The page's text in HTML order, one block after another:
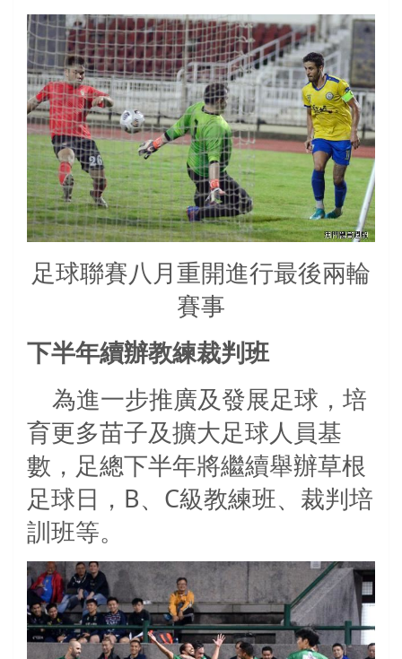
足球聯賽八月重開進行最後兩輪
賽事
下半年續辦教練裁判班
為進一步推廣及發展足球，培
育更多苗子及擴大足球人員基
數，足總下半年將繼續舉辦草根
足球日， B、 C級教練班、裁判培
訓班等。